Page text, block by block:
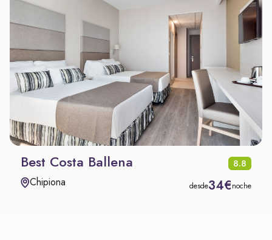
Best Costa Ballena 8.8
Chipiona desde34€noche